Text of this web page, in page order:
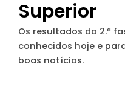
Superior
Os resultados da 2.ª
conhecidos hoje e
boas notícias.